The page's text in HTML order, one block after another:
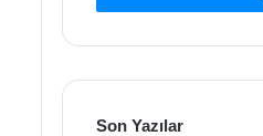
Son Yazılar